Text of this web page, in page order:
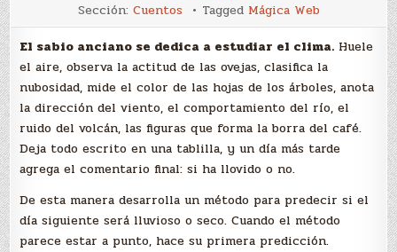
Sección: Cuentos Tagged Mágica Web
El sabio anciano se dedica a estudiar el clima. Huele
el aire, observa la actitud de las ovejas, clasifica la
nubosidad, mide el color de las hojas de los árboles, anota
la dirección del viento, el comportamiento del río, el
ruido del volcán, las figuras que forma la borra del café.
Deja todo escrito en una tablilla, y un día más tarde
agrega el comentario final: si ha llovido o no.
De esta manera desarrolla un método para predecir si el
día siguiente será lluvioso o seco. Cuando el método
parece estar a punto, hace su primera predicción.